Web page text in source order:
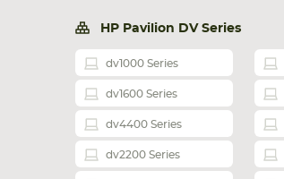
НОУТБУКА
HP Pavilion DV Series
dv1000 Series
dv1600 Series
dv4400 Series
dv2200 Series